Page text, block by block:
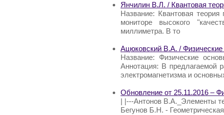
Янчилин В.Л. / Квантовая
Название: Квантовая
мониторе высокого
миллиметра. В то
Ацюковский В.А. /
Название: Физические
Аннотация: В предлагаемой
электромагнетизма и
Обновление от 25.11.2016 –
| |---Антонов В.А._Элементы
Бегунов Б.Н. -